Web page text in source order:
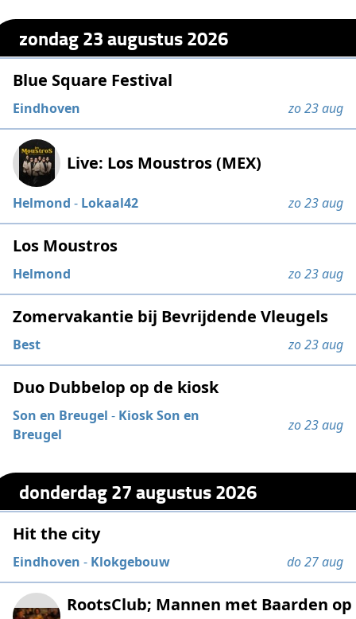
zondag 23 augustus 2026
Blue Square Festival
Eindhoven zo 23 aug
Live: Los Moustros (MEX)
Helmond - Lokaal42 zo 23 aug
Los Moustros
Helmond zo 23 aug
Zomervakantie bij Bevrijdende Vleugels
Best zo 23 aug
Duo Dubbelop op de kiosk
Son en Breugel - Kiosk Son en
Breugel
zo 23 aug
donderdag 27 augustus 2026
Hit the city
Eindhoven - Klokgebouw do 27 aug
RootsClub; Mannen met Baarden op